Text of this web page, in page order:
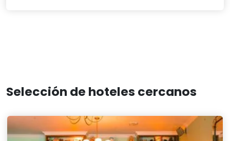
Selección de hoteles cercanos